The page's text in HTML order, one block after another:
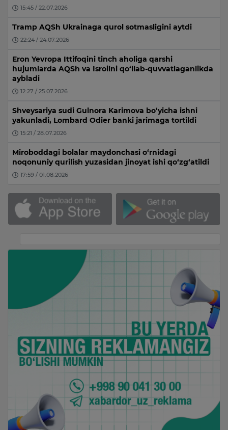
15:45 / 22.07.2026
Tramp AQSh Ukrainaga qurol sotmasligini aytdi
22:24 / 24.07.2026
Eron Yevropa Ittifoqini tinch aholiga qarshi
hujumlarda AQSh va Isroilni qo‘llab-quvvatlaganlikda
aybladi
12:27 / 25.07.2026
Shveysariya sudi Gulnora Karimova bo‘yicha ishni
yakunladi, Lombard Odier banki jarimaga tortildi
15:21 / 28.07.2026
Miroboddagi bolalar maydonchasi o‘rnidagi
noqonuniy qurilish yuzasidan jinoyat ishi qo‘zg‘atildi
17:59 / 01.08.2026